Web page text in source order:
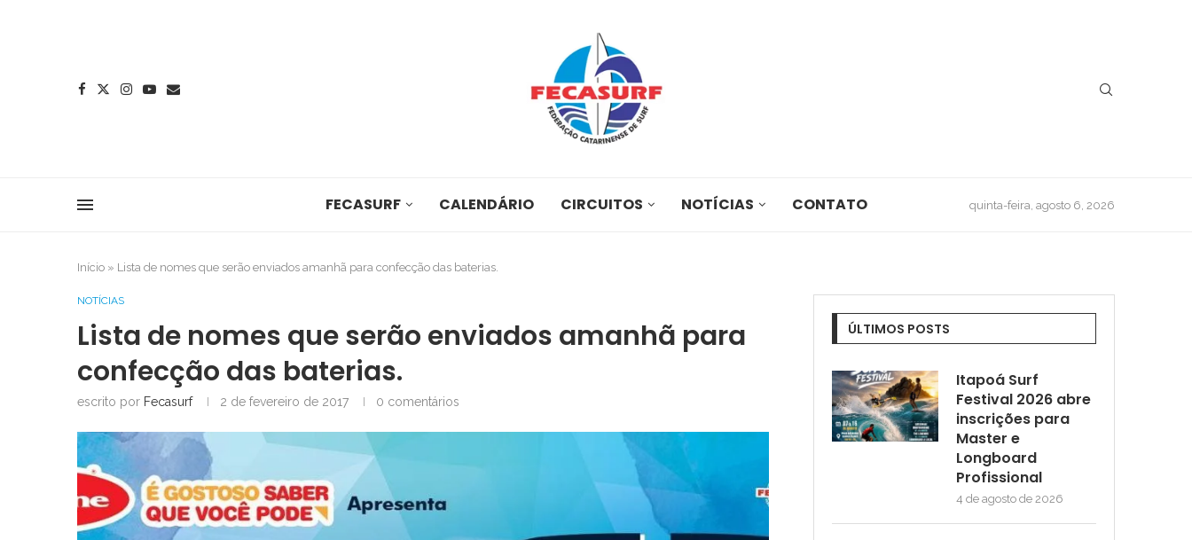
FECASURF CALENDÁRIO CIRCUITOS NOTÍCIAS CONTATO quinta-feira, agosto 6, 2026
Início » Lista de nomes que serão enviados amanhã para confecção das baterias.
NOTÍCIAS
Lista de nomes que serão enviados amanhã para
confecção das baterias.
escrito por Fecasurf 2 de fevereiro de 2017 0 comentários
ÚLTIMOS POSTS
Itapoá Surf
Festival 2026 abre
inscrições para
Master e
Longboard
Profissional
4 de agosto de 2026